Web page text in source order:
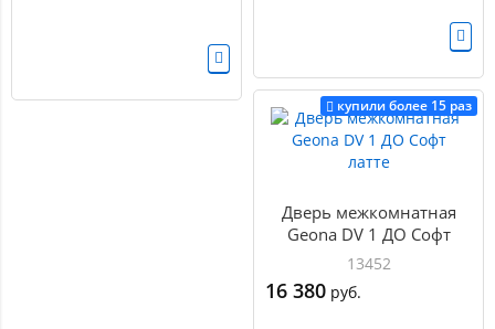
купили более 15 раз
Дверь межкомнатная
Geona DV 1 ДО Софт
латте
13452
16 380 руб.